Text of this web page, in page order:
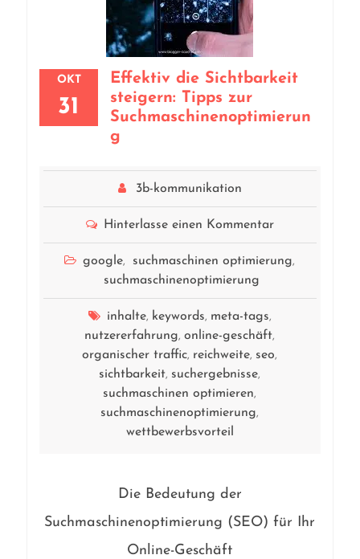
OKT
31
Effektiv die Sichtbarkeit
steigern: Tipps zur
Suchmaschinenoptimierun
g
3b-kommunikation
Hinterlasse einen Kommentar
google, suchmaschinen optimierung,
suchmaschinenoptimierung
inhalte, keywords, meta-tags,
nutzererfahrung,online-geschäft,
organischer traffic, reichweite, seo,
sichtbarkeit, suchergebnisse,
suchmaschinen optimieren,
suchmaschinenoptimierung,
wettbewerbsvorteil
Die Bedeutung der
Suchmaschinenoptimierung (SEO) für Ihr
Online-Geschäft